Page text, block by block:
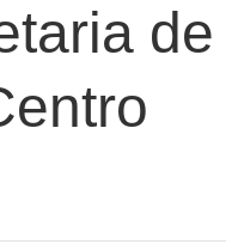
de